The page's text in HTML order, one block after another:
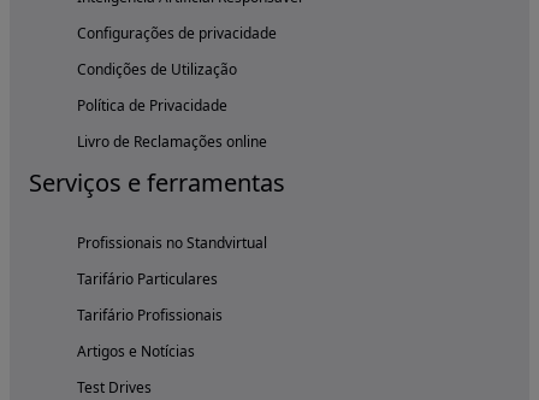
Configurações de privacidade
Condições de Utilização
Política de Privacidade
Livro de Reclamações online
Serviços e ferramentas
Profissionais no Standvirtual
Tarifário Particulares
Tarifário Profissionais
Artigos e Notícias
Test Drives